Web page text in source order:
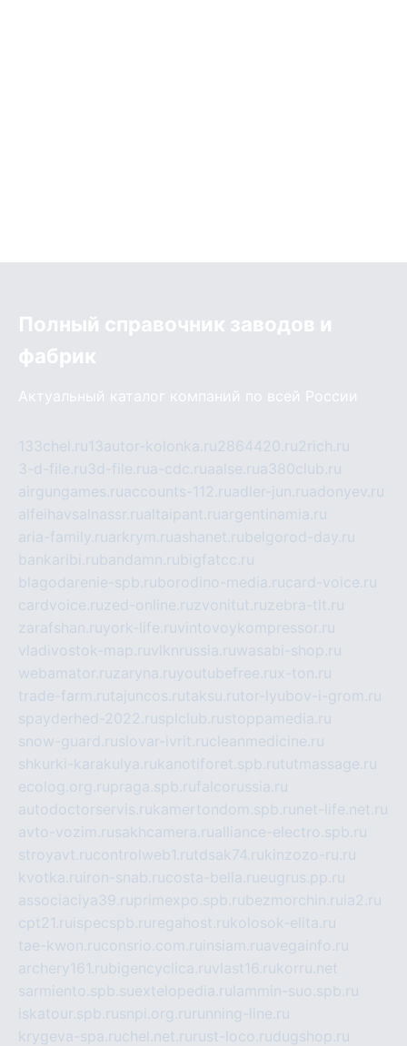
Полный справочник заводов и
фабрик
Актуальный каталог компаний по всей России
133chel.ru13autor-kolonka.ru2864420.ru2rich.ru
3-d-file.ru3d-file.rua-cdc.ruaalse.rua380club.ru
airgungames.ruaccounts-112.ruadler-jun.ruadonyev.ru
alfeihavsalnassr.rualtaipant.ruargentinamia.ru
aria-family.ruarkrym.ruashanet.rubelgorod-day.ru
bankaribi.rubandamn.rubigfatcc.ru
blagodarenie-spb.ruborodino-media.rucard-voice.ru
cardvoice.ruzed-online.ruzvonitut.ruzebra-tlt.ru
zarafshan.ruyork-life.ruvintovoykompressor.ru
vladivostok-map.ruvlknrussia.ruwasabi-shop.ru
webamator.ruzaryna.ruyoutubefree.rux-ton.ru
trade-farm.rutajuncos.rutaksu.rutor-lyubov-i-grom.ru
spayderhed-2022.rusplclub.rustoppamedia.ru
snow-guard.ruslovar-ivrit.rucleanmedicine.ru
shkurki-karakulya.rukanotiforet.spb.rututmassage.ru
ecolog.org.rupraga.spb.rufalcorussia.ru
autodoctorservis.rukamertondom.spb.ru net-life.net.ru
avto-vozim.rusakhcamera.rualliance-electro.spb.ru
stroyavt.rucontrolweb1.rutdsak74.rukinzozo-ru.ru
kvotka.ru iron-snab.rucosta-bella.rueugrus.pp.ru
associaciya39.ruprimexpo.spb.rubezmorchin.ru ia2.ru
cpt21.ru ispecspb.ru regahost.rukolosok-elita.ru
tae-kwon.ruconsrio.com.ru insiam.ruavegainfo.ru
archery161.rubigencyclica.ruvlast16.rukorru.net
sarmiento.spb.suextelopedia.ru lammin-suo.spb.ru
iskatour.spb.rusnpi.org.ru running-line.ru
krygeva-spa.ruchel.net.ru rust-loco.rudugshop.ru